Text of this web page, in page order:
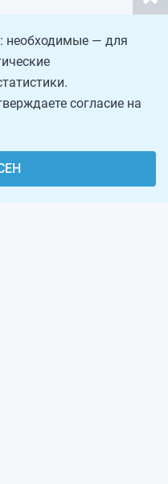
необходимые — для
согласие на